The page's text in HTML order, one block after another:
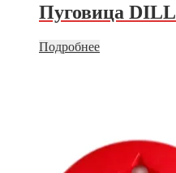
Пуговица DILL
Подробнее